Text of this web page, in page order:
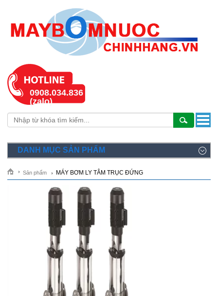
0908.034.836
(zalo)
DANH MỤC SẢN PHẨM
Sản phẩm MÁY BƠM LY TÂM TRỤC ĐỨNG